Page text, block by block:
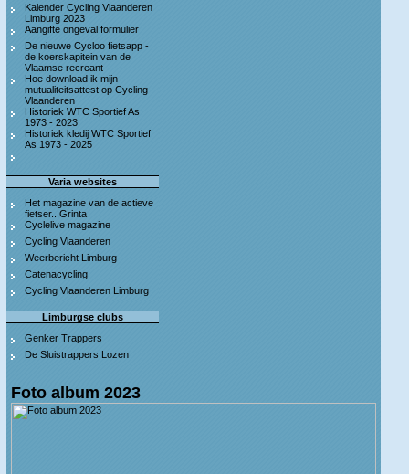
Kalender Cycling Vlaanderen
Limburg 2023
Aangifte ongeval formulier
De nieuwe Cycloo fietsapp -
de koerskapitein van de
Vlaamse recreant
Hoe download ik mijn
mutualiteitsattest op Cycling
Vlaanderen
Historiek WTC Sportief As
1973 - 2023
Historiek kledij WTC Sportief
As 1973 - 2025
Varia websites
Het magazine van de actieve
fietser...Grinta
Cyclelive magazine
Cycling Vlaanderen
Weerbericht Limburg
Catenacycling
Cycling Vlaanderen Limburg
Limburgse clubs
Genker Trappers
De Sluistrappers Lozen
Foto album 2023